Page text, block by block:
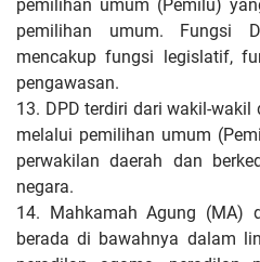
pemilihan umum (Pemilu)
pemilihan umum. Fungsi
mencakup fungsi legislatif,
pengawasan.
13. DPD terdiri dari wakil-
melalui pemilihan umum
perwakilan daerah dan
negara.
14. Mahkamah Agung (MA)
berada di bawahnya dalam